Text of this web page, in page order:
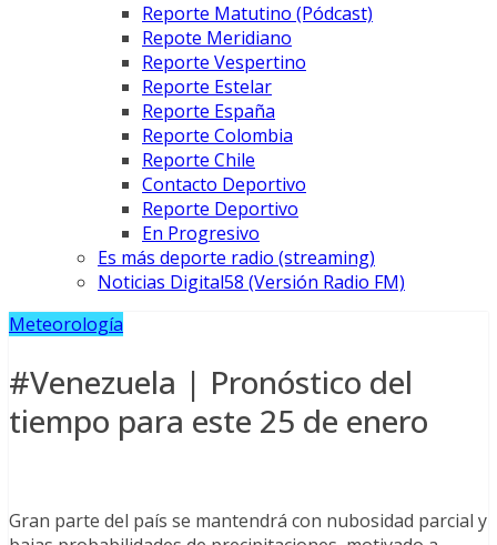
Reporte Matutino (Pódcast)
Repote Meridiano
Reporte Vespertino
Reporte Estelar
Reporte España
Reporte Colombia
Reporte Chile
Contacto Deportivo
Reporte Deportivo
En Progresivo
Es más deporte radio (streaming)
Noticias Digital58 (Versión Radio FM)
Meteorología
#Venezuela | Pronóstico del
tiempo para este 25 de enero
Gran parte del país se mantendrá con nubosidad parcial y